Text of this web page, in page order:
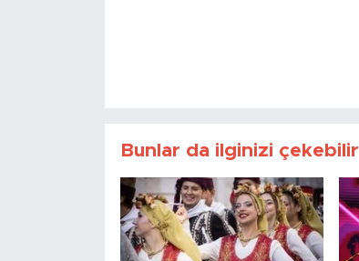
Bunlar da ilginizi çekebilir